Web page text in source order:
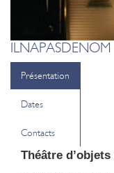
ILNAPASDENOM
Présentation
Dates
Contacts
Théâtre